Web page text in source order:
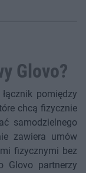
Glovo?
pomiędzy
chcą fizycznie
samodzielnego
zawiera umów
fizycznymi bez
Glovo partnerzy